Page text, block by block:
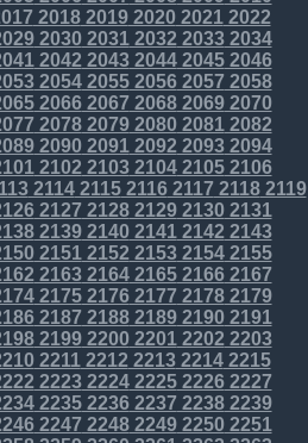
20182019202020212022
203020312032 20332034
2042 2043204420452046
2054205520562057 2058
20662067 206820692070
20782079208020812082
209020912092 20932094
2102 2103210421052106
2114211521162117 21182119
2127 2128212921302131
2139214021412142 2143
21512152 215321542155
21632164216521662167
217521762177 21782179
2187 2188218921902191
2199220022012202 2203
22112212 221322142215
22232224222522262227
223522362237 22382239
2247 2248224922502251